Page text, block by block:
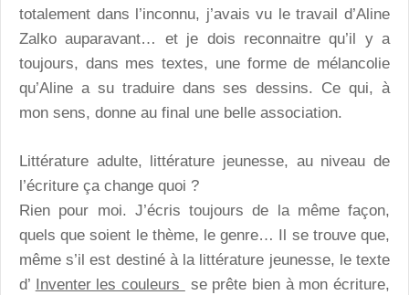
totalement dans l’inconnu, j’avais vu le travail d’Aline
Zalko auparavant… et je dois reconnaitre qu’il y a
toujours, dans mes textes, une forme de mélancolie
qu’Aline a su traduire dans ses dessins. Ce qui, à
mon sens, donne au final une belle association.
Littérature adulte, littérature jeunesse, au niveau de
l’écriture ça change quoi ?
Rien pour moi. J’écris toujours de la même façon,
quels que soient le thème, le genre… Il se trouve que,
même s’il est destiné à la littérature jeunesse, le texte
d’ Inventer les couleurs
se prête bien à mon écriture,